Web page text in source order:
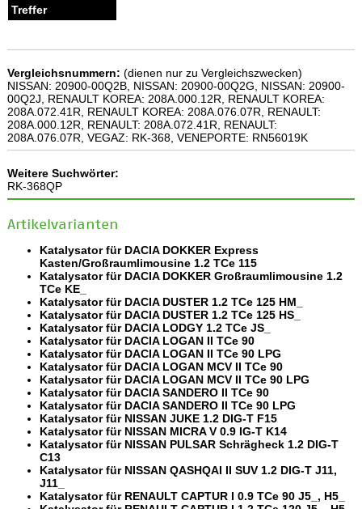
Vergleichsnummern: (dienen nur zu Vergleichszwecken)
NISSAN: 20900-00Q2B, NISSAN: 20900-00Q2G, NISSAN: 20900-
00Q2J, RENAULT KOREA: 208A.000.12R, RENAULT KOREA:
208A.072.41R, RENAULT KOREA: 208A.076.07R, RENAULT:
208A.000.12R, RENAULT: 208A.072.41R, RENAULT:
208A.076.07R, VEGAZ: RK-368, VENEPORTE: RN56019K
Weitere Suchwörter:
RK-368QP
Artikelvarianten
Katalysator für DACIA DOKKER Express
Kasten/Großraumlimousine 1.2 TCe 115
Katalysator für DACIA DOKKER Großraumlimousine 1.2
TCe KE_
Katalysator für DACIA DUSTER 1.2 TCe 125 HM_
Katalysator für DACIA DUSTER 1.2 TCe 125 HS_
Katalysator für DACIA LODGY 1.2 TCe JS_
Katalysator für DACIA LOGAN II TCe 90
Katalysator für DACIA LOGAN II TCe 90 LPG
Katalysator für DACIA LOGAN MCV II TCe 90
Katalysator für DACIA LOGAN MCV II TCe 90 LPG
Katalysator für DACIA SANDERO II TCe 90
Katalysator für DACIA SANDERO II TCe 90 LPG
Katalysator für NISSAN JUKE 1.2 DIG-T F15
Katalysator für NISSAN MICRA V 0.9 IG-T K14
Katalysator für NISSAN PULSAR Schrägheck 1.2 DIG-T
C13
Katalysator für NISSAN QASHQAI II SUV 1.2 DIG-T J11,
J11_
Katalysator für RENAULT CAPTUR I 0.9 TCe 90 J5_, H5_